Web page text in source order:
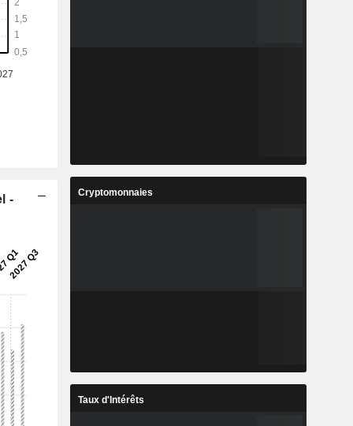
-
Cryptomonnaies
Taux d'Intérêts